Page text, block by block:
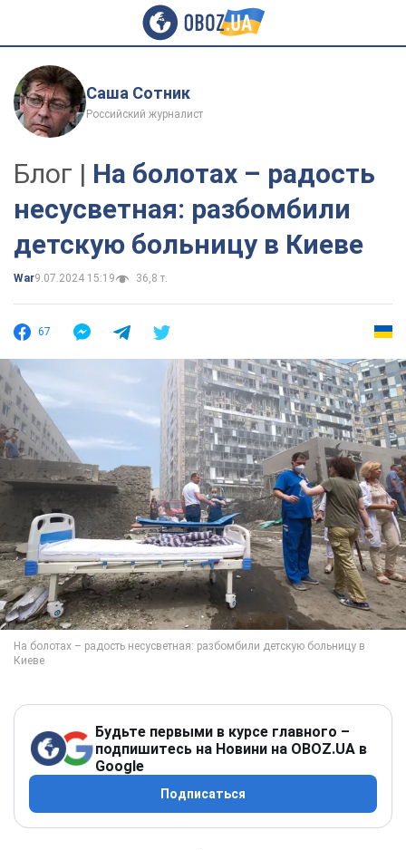
Саша Сотник
Российский журналист
Блог | На болотах – радость
несусветная: разбомбили
детскую больницу в Киеве
War9.07.2024 15:19 36,8 т.
67
Будьте первыми в курсе главного –
подпишитесь на Новини на OBOZ.UA в
Google
Подписаться